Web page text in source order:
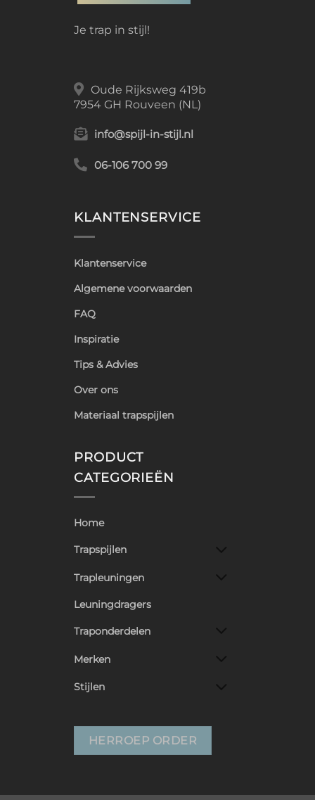
Je trap in stijl!
Oude Rijksweg 419b
7954 GH Rouveen (NL)
info@spijl-in-stijl.nl
06-106 700 99
KLANTENSERVICE
Klantenservice
Algemene voorwaarden
FAQ
Inspiratie
Tips & Advies
Over ons
Materiaal trapspijlen
PRODUCT
CATEGORIEËN
Home
Trapspijlen
Trapleuningen
Leuningdragers
Traponderdelen
Merken
Stijlen
HERROEP ORDER